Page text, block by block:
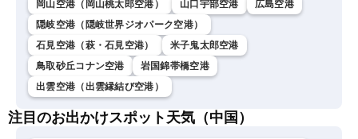
岡山空港（岡山桃太郎空港） 山口宇部空港
広島空港
隠岐空港（隠岐世界ジオパーク空港）
石見空港（萩・石見空港）
米子鬼太郎空港
鳥取砂丘コナン空港
岩国錦帯橋空港
出雲空港（出雲縁結び空港）
注目のお出かけスポット天気（中国）